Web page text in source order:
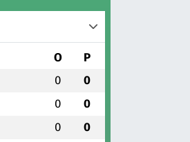
O P
0 0
0 0
0 0